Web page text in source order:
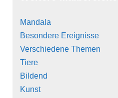
Mandala
Besondere Ereignisse
Verschiedene Themen
Tiere
Bildend
Kunst